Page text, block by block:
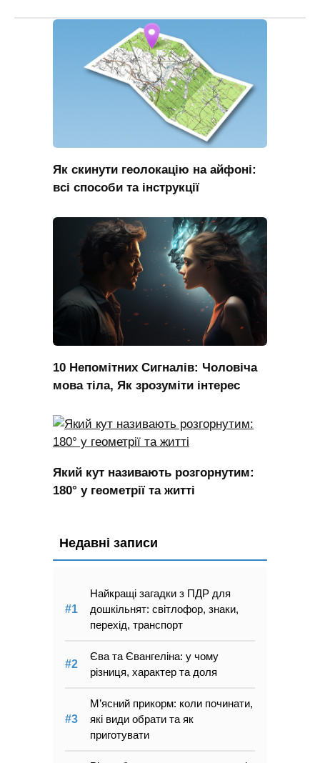
Як скинути геолокацію на айфоні:
всі способи та інструкції
10 Непомітних Сигналів: Чоловіча
мова тіла, Як зрозуміти інтерес
Який кут називають розгорнутим:
180° у геометрії та житті
Недавні записи
Найкращі загадки з ПДР для
дошкільнят: світлофор, знаки,
перехід, транспорт
Єва та Євангеліна: у чому
різниця, характер та доля
М’ясний прикорм: коли починати,
які види обрати та як
приготувати